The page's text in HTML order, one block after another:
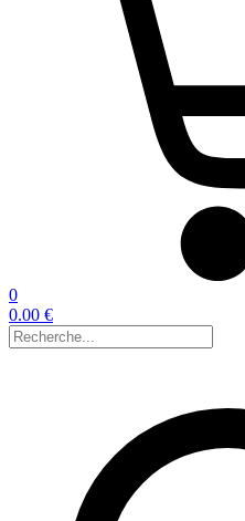
0
0.00 €